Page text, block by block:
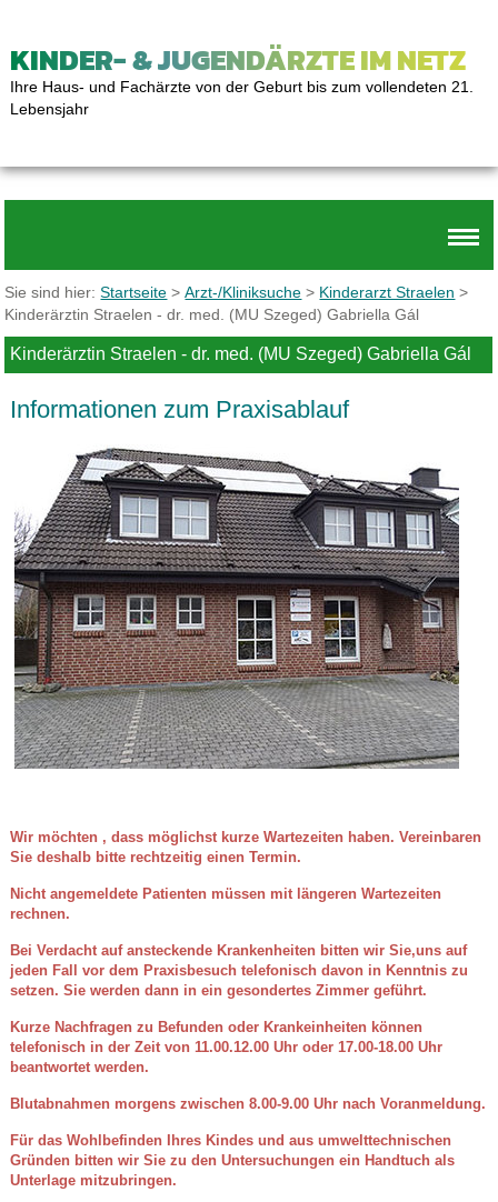
KINDER- & JUGENDÄRZTE IM NETZ
Ihre Haus- und Fachärzte von der Geburt bis zum vollendeten 21.
Lebensjahr
Sie sind hier:Startseite >Arzt-/Kliniksuche > Kinderarzt Straelen >
Kinderärztin Straelen - dr. med. (MU Szeged) Gabriella Gál
Kinderärztin Straelen - dr. med. (MU Szeged) Gabriella Gál
Informationen zum Praxisablauf
Wir möchten , dass möglichst kurze Wartezeiten haben. Vereinbaren
Sie deshalb bitte rechtzeitig einen Termin.
Nicht angemeldete Patienten müssen mit längeren Wartezeiten
rechnen.
Bei Verdacht auf ansteckende Krankenheiten bitten wir Sie,uns auf
jeden Fall vor dem Praxisbesuch telefonisch davon in Kenntnis zu
setzen. Sie werden dann in ein gesondertes Zimmer geführt.
Kurze Nachfragen zu Befunden oder Krankeinheiten können
telefonisch in der Zeit von 11.00.12.00 Uhr oder 17.00-18.00 Uhr
beantwortet werden.
Blutabnahmen morgens zwischen 8.00-9.00 Uhr nach Voranmeldung.
Für das Wohlbefinden Ihres Kindes und aus umwelttechnischen
Gründen bitten wir Sie zu den Untersuchungen ein Handtuch als
Unterlage mitzubringen.